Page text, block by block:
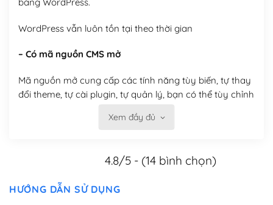
bằng WordPress.
WordPress vẫn luôn tồn tại theo thời gian
– Có mã nguồn CMS mở
Mã nguồn mở cung cấp các tính năng tùy biến, tự thay
đổi theme, tự cài plugin, tự quản lý, bạn có thể tùy chỉnh
Có thể tùy biến trên website WordPress
Xem đầy đủ
4.8/5 - (14 bình chọn)
HƯỚNG DẪN SỬ DỤNG